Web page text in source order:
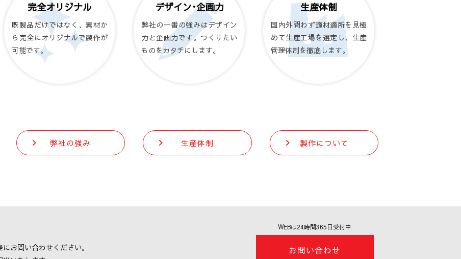
完全オリジナル
既製品だけではなく、素材か
ら完全にオリジナルで製作が
可能です。
デザイン･企画力
弊社の一番の強みはデザイン
力と企画力です。つくりたい
ものをカタチにします。
生産体制
国内外問わず適材適所を見極
めて生産工場を選定し、生産
管理体制を徹底します。
弊社の強み 生産体制 製作について
にお問い合わせください。
WEBは24時間365日受付中
お問い合わせ